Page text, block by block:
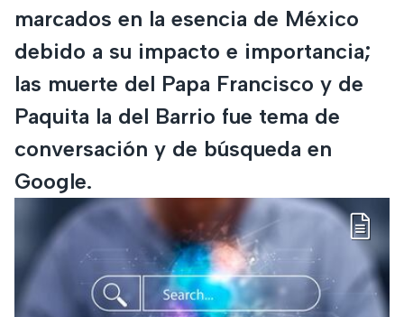
marcados en la esencia de México
debido a su impacto e importancia;
las muerte del Papa Francisco y de
Paquita la del Barrio fue tema de
conversación y de búsqueda en
Google.